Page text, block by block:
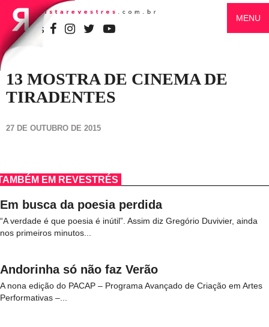
SIGA-NOS
MENU
13 MOSTRA DE CINEMA DE
TIRADENTES
27 DE OUTUBRO DE 2015
EM REVESTRÉS
Em busca da poesia perdida
“A verdade é que poesia é inútil”. Assim diz Gregório Duvivier, ainda
nos primeiros minutos...
Andorinha só não faz Verão
A nona edição do PACAP – Programa Avançado de Criação em Artes
Performativas –...